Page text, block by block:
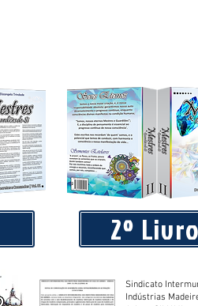
2º
Sindicato
Indústrias